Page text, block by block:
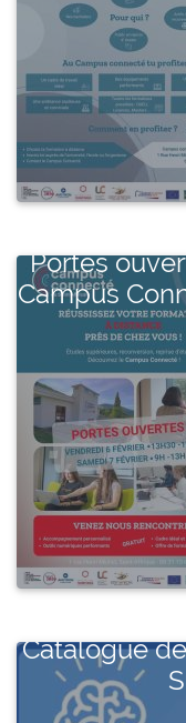
Portes
Campus
Catalogue